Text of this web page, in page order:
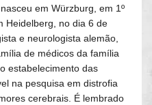
em Würzburg, em 1º
Heidelberg, no dia 6 de
e neurologista alemão,
de médicos da família
estabelecimento das
na pesquisa em distrofia
cerebrais. É lembrado